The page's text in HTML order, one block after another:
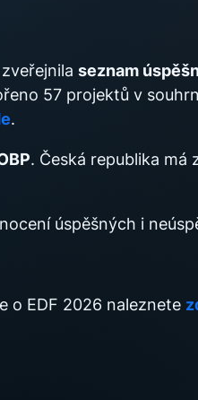
seznam
57 projektů v
.
. Česká republika má
úspěšných i
o EDF 2026 naleznete